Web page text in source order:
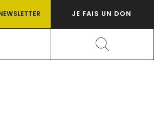
JE FAIS UN DON
Rechercher